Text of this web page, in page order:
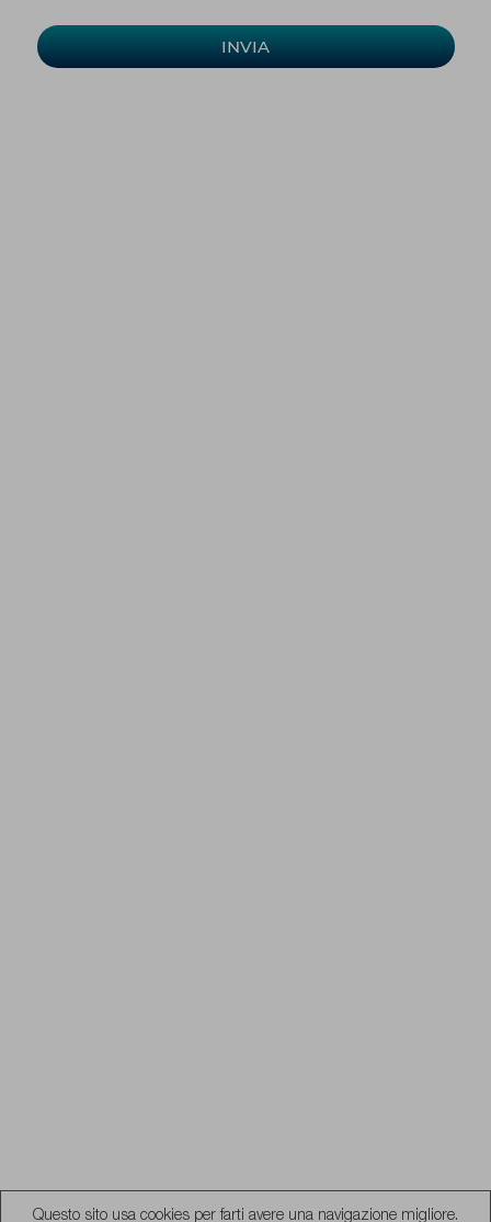
INVIA
Questo sito usa cookies per farti avere una navigazione migliore.